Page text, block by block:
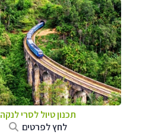
תכנון טיוללסרי לנקה
לחץ לפרטים